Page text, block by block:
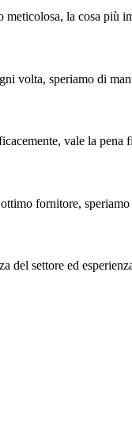
la cosa più
volta, speriamo di
vale la pena
fornitore,
del settore ed